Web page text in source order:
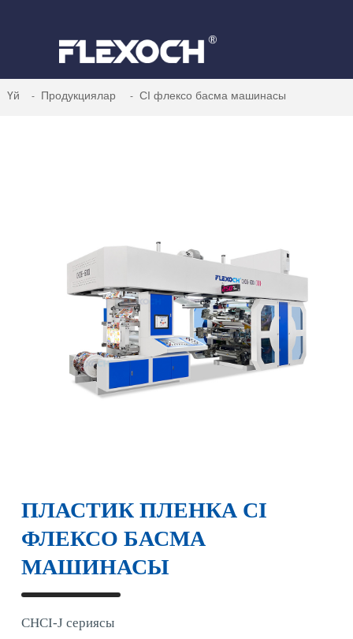
Үй Продукциялар CI флексо басма машинасы
ПЛАСТИК ПЛЕНКА CI
ФЛЕКСО БАСМА
МАШИНАСЫ
CHCI-J сериясы